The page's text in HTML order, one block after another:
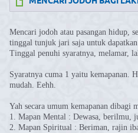
Mencari jodoh atau pasangan hidup,
tinggal tunjuk jari saja untuk
Tinggal penuhi syaratnya, melamar,
Syaratnya cuma 1 yaitu kemapanan.
mudah. Eehh.
Yah secara umum kemapanan dibagi
1. Mapan Mental : Dewasa, berilmu,
2. Mapan Spiritual : Beriman, rajin